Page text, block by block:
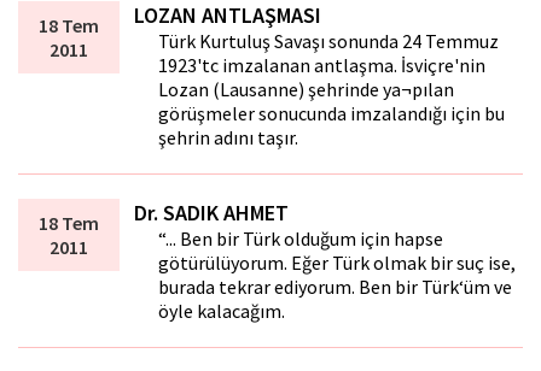
18 Tem
2011
LOZAN ANTLAŞMASI
Türk Kurtuluş Savaşı sonunda 24 Temmuz
1923'tc imzalanan antlaşma. İsviçre'nin
Lozan (Lausanne) şehrinde ya¬pılan
görüşmeler sonucunda imzalandığı için bu
şehrin adını taşır.
18 Tem
2011
Dr. SADIK AHMET
“... Ben bir Türk olduğum için hapse
götürülüyorum. Eğer Türk olmak bir suç ise,
burada tekrar ediyorum. Ben bir Türk‘üm ve
öyle kalacağım.